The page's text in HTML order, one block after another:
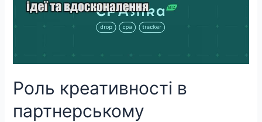
Роль креативності в
партнерському